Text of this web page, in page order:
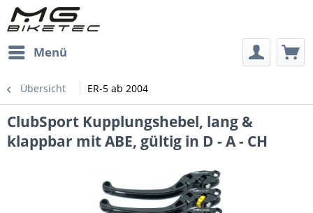
Menü
Übersicht ER-5 ab 2004
ClubSport Kupplungshebel, lang &
klappbar mit ABE, gültig in D - A - CH